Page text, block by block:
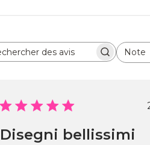
Rechercher des avis
Note
Toutes les évaluations
Disegni bellissimi